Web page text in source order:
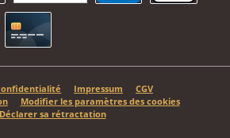
Button
Pay
Impressum
CGV
Modifier les paramètres des cookies
Déclarer sa rétractation